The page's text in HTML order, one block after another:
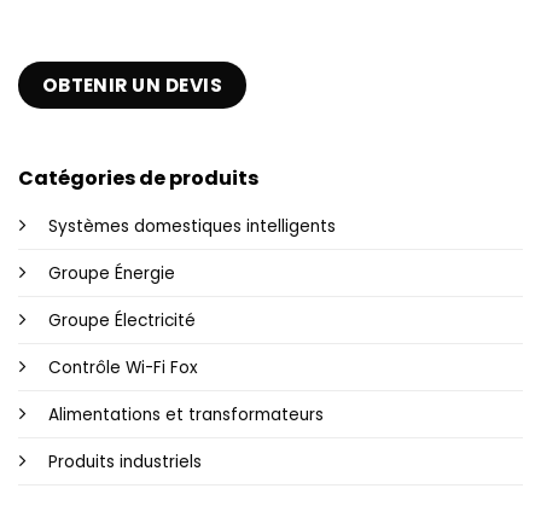
OBTENIR UN DEVIS
Catégories de produits
Systèmes domestiques intelligents
Groupe Énergie
Groupe Électricité
Contrôle Wi-Fi Fox
Alimentations et transformateurs
Produits industriels